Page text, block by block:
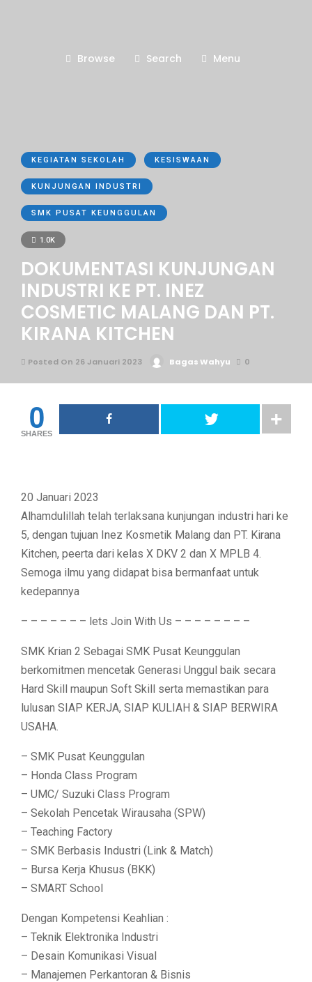
Browse Search Menu
KEGIATAN SEKOLAH KESISWAAN
KUNJUNGAN INDUSTRI
SMK PUSAT KEUNGGULAN
1.0K
DOKUMENTASI KUNJUNGAN
INDUSTRI KE PT. INEZ
COSMETIC MALANG DAN PT.
KIRANA KITCHEN
Posted On 26 Januari 2023 Bagas Wahyu 0
0
SHARES
20 Januari 2023
Alhamdulillah telah terlaksana kunjungan industri hari ke
5, dengan tujuan Inez Kosmetik Malang dan PT. Kirana
Kitchen, peerta dari kelas X DKV 2 dan X MPLB 4.
Semoga ilmu yang didapat bisa bermanfaat untuk
kedepannya
– – – – – – – lets Join With Us – – – – – – – –
SMK Krian 2 Sebagai SMK Pusat Keunggulan
berkomitmen mencetak Generasi Unggul baik secara
Hard Skill maupun Soft Skill serta memastikan para
lulusan SIAP KERJA, SIAP KULIAH & SIAP BERWIRA
USAHA.
– SMK Pusat Keunggulan
– Honda Class Program
– UMC/ Suzuki Class Program
– Sekolah Pencetak Wirausaha (SPW)
– Teaching Factory
– SMK Berbasis Industri (Link & Match)
– Bursa Kerja Khusus (BKK)
– SMART School
Dengan Kompetensi Keahlian :
– Teknik Elektronika Industri
– Desain Komunikasi Visual
– Manajemen Perkantoran & Bisnis